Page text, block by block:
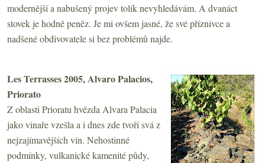
modernější a nabušený projev tolik nevyhledávám. A dvanáct
stovek je hodně peněz. Je mi ovšem jasné, že své příznivce a
nadšené obdivovatele si bez problémů najde.
Les Terrasses 2005, Alvaro Palacios,
Priorato
Z oblasti Prioratu hvězda Alvara Palacia
jako vinaře vzešla a i dnes zde tvoří svá z
nejzajímavějších vín. Nehostinné
podmínky, vulkanické kamenité půdy,